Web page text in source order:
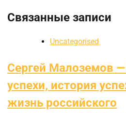
Связанные записи
Uncategorised
Сергей Малоземов
успехи, история
жизнь российского